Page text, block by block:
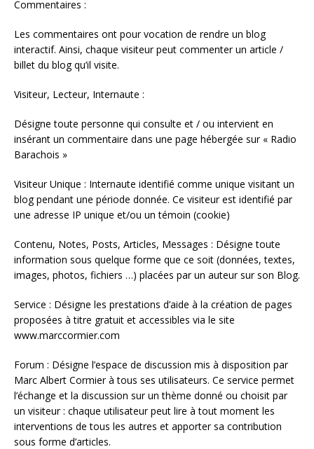
Commentaires :
Les commentaires ont pour vocation de rendre un blog
interactif. Ainsi, chaque visiteur peut commenter un article /
billet du blog qu’il visite.
Visiteur, Lecteur, Internaute :
Désigne toute personne qui consulte et / ou intervient en
insérant un commentaire dans une page hébergée sur « Radio
Barachois »
Visiteur Unique : Internaute identifié comme unique visitant un
blog pendant une période donnée. Ce visiteur est identifié par
une adresse IP unique et/ou un témoin (cookie)
Contenu, Notes, Posts, Articles, Messages : Désigne toute
information sous quelque forme que ce soit (données, textes,
images, photos, fichiers …) placées par un auteur sur son Blog.
Service : Désigne les prestations d’aide à la création de pages
proposées à titre gratuit et accessibles via le site
www.marccormier.com
Forum : Désigne l’espace de discussion mis à disposition par
Marc Albert Cormier à tous ses utilisateurs. Ce service permet
l’échange et la discussion sur un thème donné ou choisit par
un visiteur : chaque utilisateur peut lire à tout moment les
interventions de tous les autres et apporter sa contribution
sous forme d’articles.